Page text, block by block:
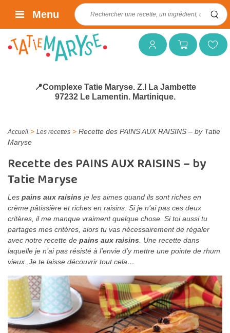
Mon compteMon panierMes favoris
Rechercher :
Menu
📍Complexe Tatie Maryse. Z.I La Jambette
97232 Le Lamentin. Martinique.
Accueil > Les recettes > Recette des PAINS AUX RAISINS – by Tatie
Maryse
Recette des PAINS AUX RAISINS – by
Tatie Maryse
Les pains aux raisins je les aimes quand ils sont riches en
crème pâtissière et riches en raisins. Si je n’ai pas ces deux
critères, il me manque vraiment quelque chose. Si toi aussi tu
partages mes critères, alors tu vas nécessairement de régaler
avec notre recette de pains aux raisins . Une recette dans
laquelle je n’ai pas résisté à l’envie d’y mettre une pointe de rhum
vieux. Je te laisse découvrir tout cela…